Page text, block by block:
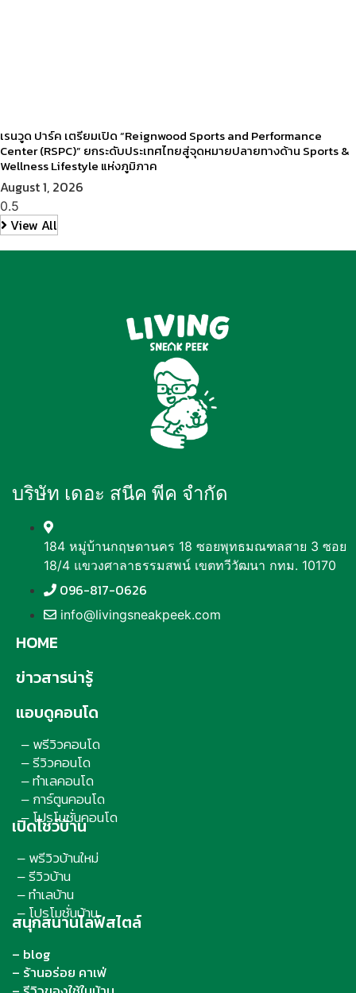
เรนวูด ปาร์ค เตรียมเปิด “Reignwood Sports and Performance
Center (RSPC)” ยกระดับประเทศไทยสู่จุดหมายปลายทางด้าน Sports &
Wellness Lifestyle แห่งภูมิภาค
August 1, 2026
View All
บริษัท เดอะ สนีค พีค จำกัด
184 หมู่บ้านกฤษดานคร 18 ซอยพุทธมณฑลสาย 3 ซอย
18/4 แขวงศาลาธรรมสพน์ เขตทวีวัฒนา กทม. 10170
096-817-0626
info@livingsneakpeek.com
HOME
ข่าวสารน่ารู้
แอบดูคอนโด
– พรีวิวคอนโด
– รีวิวคอนโด
– ทำเลคอนโด
– การ์ตูนคอนโด
– โปรโมชั่นคอนโด
เปิดโชว์บ้าน
– พรีวิวบ้านใหม่
– รีวิวบ้าน
– ทำเลบ้าน
– โปรโมชั่นบ้าน
สนุกสนานไลฟ์สไตล์
– blog
– ร้านอร่อย คาเฟ่